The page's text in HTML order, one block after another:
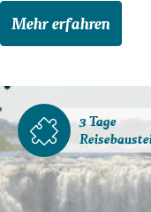
Mehr erfahren
3 Tage